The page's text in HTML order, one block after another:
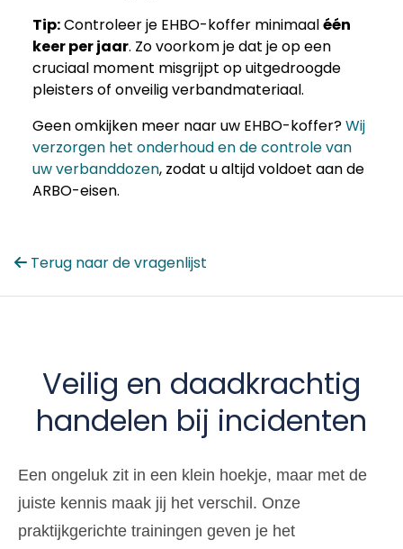
Tip:Controleer je EHBO-koffer minimaaléén
keer per jaar. Zo voorkom je dat je op een
cruciaal moment misgrijpt op uitgedroogde
pleisters of onveilig verbandmateriaal.
Geen omkijken meer naar uw EHBO-koffer?Wij
verzorgen het onderhoud en de controle van
uw verbanddozen, zodat u altijd voldoet aan de
ARBO-eisen.
Terug naar de vragenlijst
Veilig en daadkrachtig
handelen bij incidenten
Een ongeluk zit in een klein hoekje, maar met de
juiste kennis maak jij het verschil. Onze
praktijkgerichte trainingen geven je het